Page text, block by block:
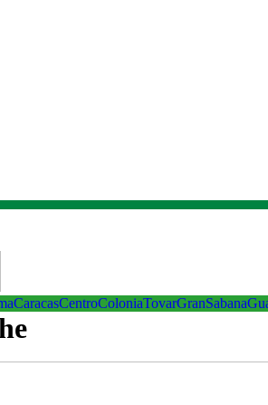
CaracasCentroColoniaTovarGranSabana